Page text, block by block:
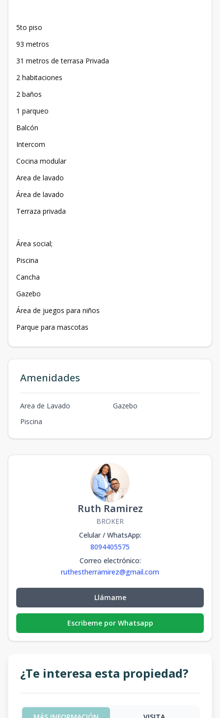
5to piso
93 metros
31 metros de terrasa Privada
2 habitaciones
2 baños
1 parqueo
Balcón
Intercom
Cocina modular
Area de lavado
Área de lavado
Terraza privada
Área social;
Piscina
Cancha
Gazebo
Área de juegos para niños
Parque para mascotas
Amenidades
Area de Lavado
Gazebo
Piscina
Ruth Ramirez
BROKER
Celular / WhatsApp:
8094405575
Correo electrónico:
ruthestherramirez@gmail.com
Llámame
Escribeme por Whatsapp
¿Te interesa esta propiedad?